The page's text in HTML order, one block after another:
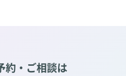
約・ご相談は